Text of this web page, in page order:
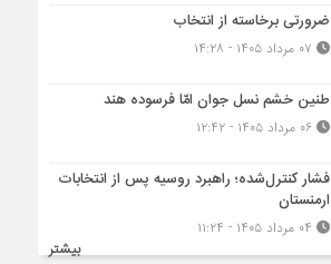
ضرورتی برخاسته از انتخاب
طنین خشم نسل جوان امّا فرسوده هند
۰۶ مرداد ۱۴۰۵ - ۱۲:۴۲
فشار کنترل‌شده؛ راهبرد روسیه پس از انتخابات
ارمنستان
بیشتر